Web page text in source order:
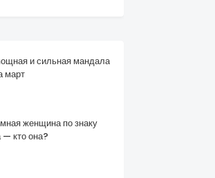
и сильная мандала
март
женщина по знаку
— кто она?